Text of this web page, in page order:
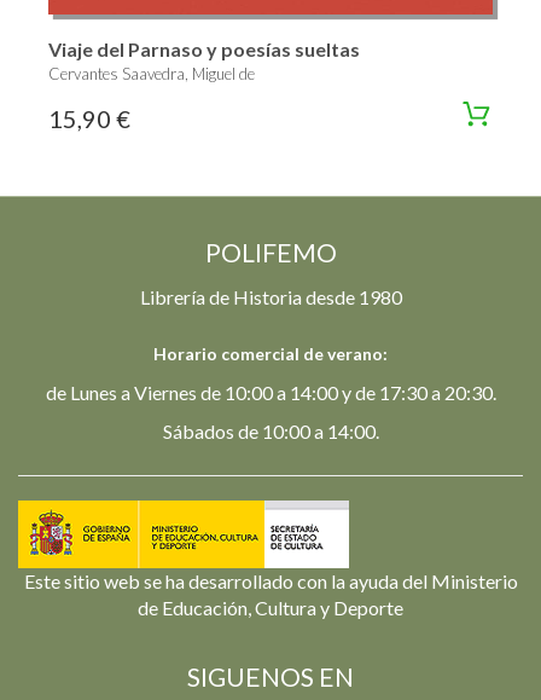
Viaje del Parnaso y poesías sueltas
Cervantes Saavedra, Miguel de
15,90 €
POLIFEMO
Librería de Historia desde 1980
Horario comercial de verano:
de Lunes a Viernes de 10:00 a 14:00 y de 17:30 a 20:30.
Sábados de 10:00 a 14:00.
Este sitio web se ha desarrollado con la ayuda del Ministerio
de Educación, Cultura y Deporte
SIGUENOS EN